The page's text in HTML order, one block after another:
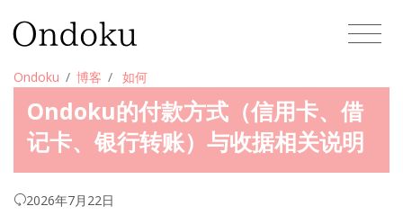
Ondoku 博客 如何
Ondoku的付款方式（信用卡、借
记卡、银行转账）与收据相关说明
2026年7月22日